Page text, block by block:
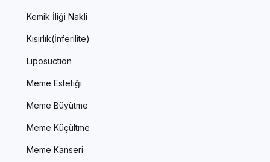
Kemik İliği Nakli
Kısırlık(İnferilite)
Liposuction
Meme Estetiği
Meme Büyütme
Meme Küçültme
Meme Kanseri